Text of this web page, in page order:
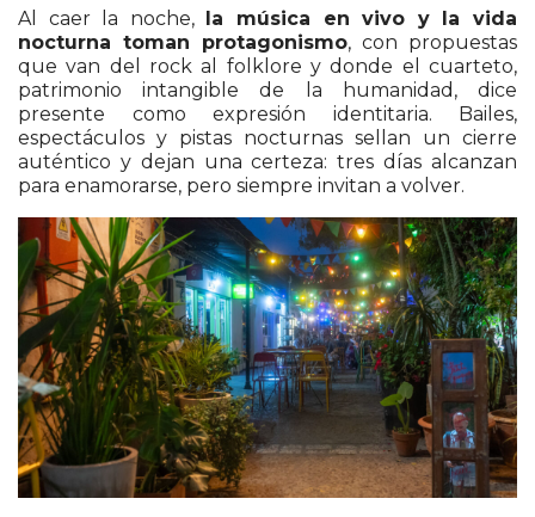
Al caer la noche, la música en vivo y la vida
nocturna toman protagonismo, con propuestas
que van del rock al folklore y donde el cuarteto,
patrimonio intangible de la humanidad, dice
presente como expresión identitaria. Bailes,
espectáculos y pistas nocturnas sellan un cierre
auténtico y dejan una certeza: tres días alcanzan
para enamorarse, pero siempre invitan a volver.